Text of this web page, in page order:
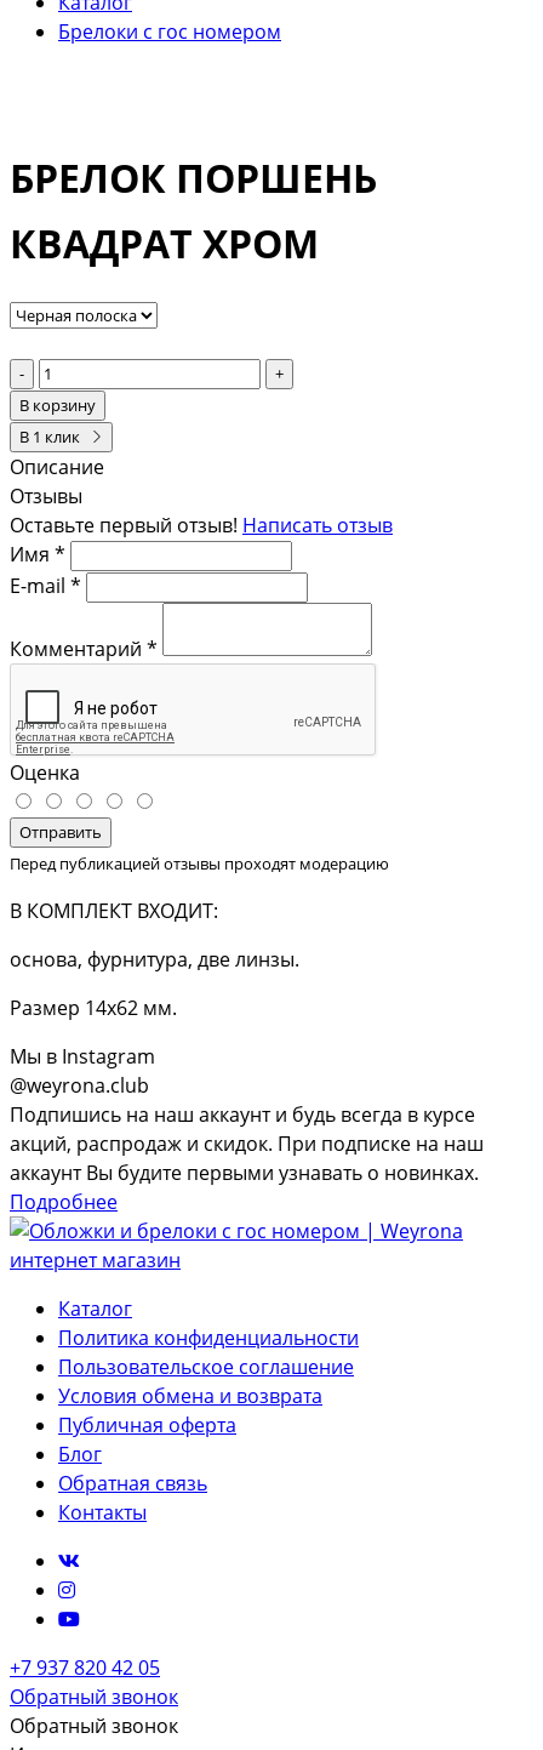
Брелоки с гос номером
БРЕЛОК ПОРШЕНЬ
КВАДРАТ ХРОМ
-
+
В корзину
В 1 клик
Описание
Отзывы
Оставьте первый отзыв! Написать отзыв
Имя *
E-mail *
Комментарий *
Оценка
Отправить
Перед публикацией отзывы проходят модерацию
В КОМПЛЕКТ ВХОДИТ:
основа, фурнитура, две линзы.
Размер 14х62 мм.
Мы в Instagram
@weyrona.club
Подпишись на наш аккаунт и будь всегда в курсе
акций, распродаж и скидок. При подписке на наш
аккаунт Вы будите первыми узнавать о новинках.
Подробнее
Каталог
Политика конфиденциальности
Пользовательское соглашение
Условия обмена и возврата
Публичная оферта
Блог
Обратная связь
Контакты
+7 937 820 42 05
Обратный звонок
Обратный звонок